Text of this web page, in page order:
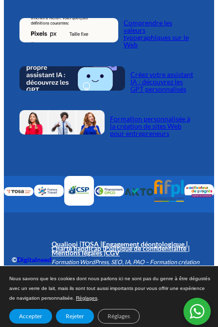
Comprendre les
valeurs
typographiques sur le
Web
Créez votre assistant
IA : découvrez les
GPT personnalisés
Formation personnalisée à
la création de sites Web
pour entrepreneurs
©Digitalneed
Qualiopi | TOSA | Engagement déontologique |
Charte handicap |Politique de confidentialité |
Mentions légales |CGV
Formation WordPress, SEO, IA, PAO – Formation création
formation certifié Qualiopi
Nous savons que les cookies dont nous parlons ici ne sont pas du genre à être dégustés
avec un verre de lait, mais ils sont tout aussi importants pour vous offrir une expérience
de navigation personnalisée. Réglages
Accepter Rejeter Réglages